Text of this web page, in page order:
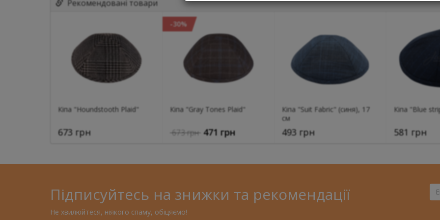
Рекомендовані товари
Кіпа "Houndstooth Plaid"
673 грн
-30%
Кіпа "Gray Tones Plaid"
673 грн 471 грн
Кіпа "Suit Fabric" (синя), 17
см
493 грн
Кіпа "Blue
581 грн
Підписуйтесь на знижки та рекомендації
Не хвилюйтеся, ніякого спаму, обіцяємо!